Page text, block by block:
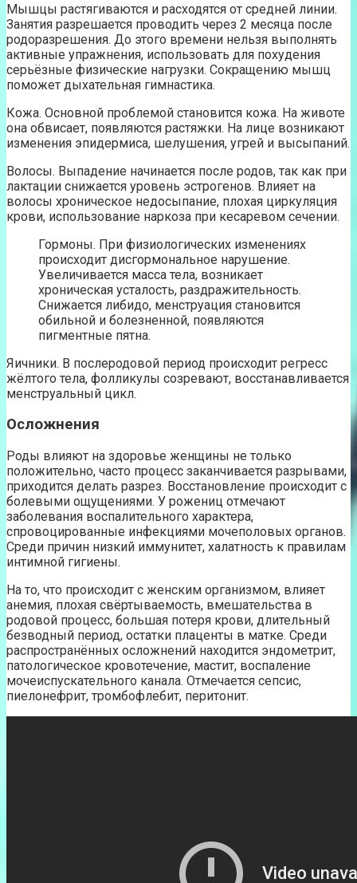
Мышцы растягиваются и расходятся от средней линии.
Занятия разрешается проводить через 2 месяца после
родоразрешения. До этого времени нельзя выполнять
активные упражнения, использовать для похудения
серьёзные физические нагрузки. Сокращению мышц
поможет дыхательная гимнастика.
Кожа. Основной проблемой становится кожа. На животе
она обвисает, появляются растяжки. На лице возникают
изменения эпидермиса, шелушения, угрей и высыпаний.
Волосы. Выпадение начинается после родов, так как при
лактации снижается уровень эстрогенов. Влияет на
волосы хроническое недосыпание, плохая циркуляция
крови, использование наркоза при кесаревом сечении.
Гормоны. При физиологических изменениях
происходит дисгормональное нарушение.
Увеличивается масса тела, возникает
хроническая усталость, раздражительность.
Снижается либидо, менструация становится
обильной и болезненной, появляются
пигментные пятна.
Яичники. В послеродовой период происходит регресс
жёлтого тела, фолликулы созревают, восстанавливается
менструальный цикл.
Осложнения
Роды влияют на здоровье женщины не только
положительно, часто процесс заканчивается разрывами,
приходится делать разрез. Восстановление происходит с
болевыми ощущениями. У рожениц отмечают
заболевания воспалительного характера,
спровоцированные инфекциями мочеполовых органов.
Среди причин низкий иммунитет, халатность к правилам
интимной гигиены.
На то, что происходит с женским организмом, влияет
анемия, плохая свёртываемость, вмешательства в
родовой процесс, большая потеря крови, длительный
безводный период, остатки плаценты в матке. Среди
распространённых осложнений находится эндометрит,
патологическое кровотечение, мастит, воспаление
мочеиспускательного канала. Отмечается сепсис,
пиелонефрит, тромбофлебит, перитонит.